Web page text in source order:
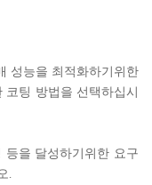
성능을 최적화하기위한
팅 방법을 선택하십시
을 달성하기위한 요구
.